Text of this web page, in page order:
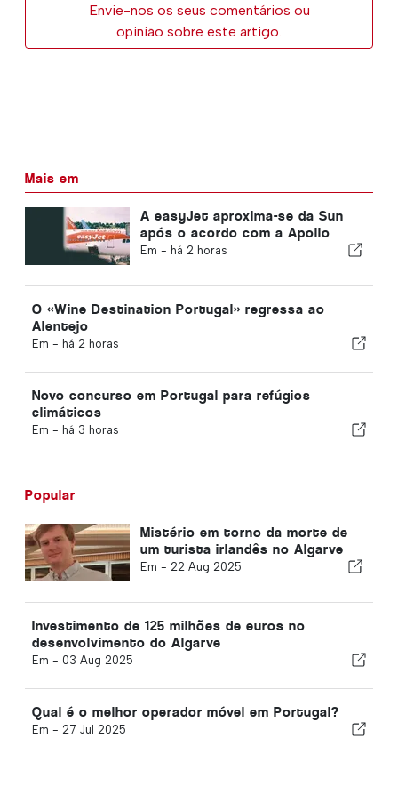
Envie-nos os seus comentários ou
opinião sobre este artigo.
Mais em
A easyJet aproxima-se da Sun
após o acordo com a Apollo
Em - há 2 horas
O «Wine Destination Portugal» regressa ao
Alentejo
Em - há 2 horas
Novo concurso em Portugal para refúgios
climáticos
Em - há 3 horas
Popular
Mistério em torno da morte de
um turista irlandês no Algarve
Em - 22 Aug 2025
Investimento de 125 milhões de euros no
desenvolvimento do Algarve
Em - 03 Aug 2025
Qual é o melhor operador móvel em Portugal?
Em - 27 Jul 2025